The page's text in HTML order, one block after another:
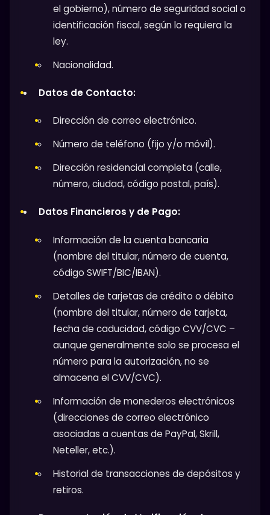
el gobierno), número de seguridad social o
identificación fiscal, según lo requiera la
ley.
Nacionalidad.
Datos de Contacto:
Dirección de correo electrónico.
Número de teléfono (fijo y/o móvil).
Dirección residencial completa (calle,
número, ciudad, código postal, país).
Datos Financieros y de Pago:
Información de la cuenta bancaria
(nombre del titular, número de cuenta,
código SWIFT/BIC/IBAN).
Detalles de tarjetas de crédito o débito
(nombre del titular, número de tarjeta,
fecha de caducidad, código CVV/CVC –
aunque generalmente solo se procesa el
número para la autorización, no se
almacena el CVV/CVC).
Información de monederos electrónicos
(direcciones de correo electrónico
asociadas a cuentas de PayPal, Skrill,
Neteller, etc.).
Historial de transacciones de depósitos y
retiros.